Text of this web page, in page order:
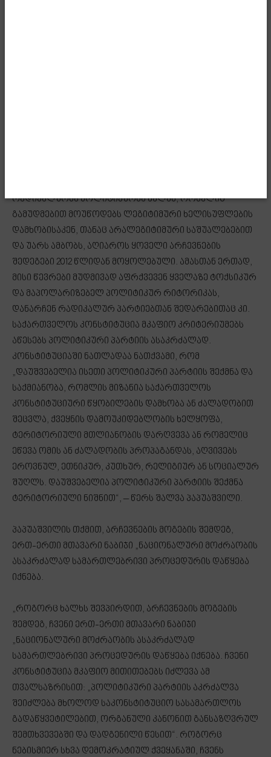
რადიკალურმა პოლიტიკურმა ძალამ, რომელიც
გამუდმებით მოუწოდებს ლეგიტიმური ხელისუფლების
დამხობისაკენ, თანაც არალეგიტიმური საშუალებებით
და უარს ამბობს, აღიაროს ყოველი არჩევნების
შედეგები 2012 წლიდან მოყოლებული. ამასთან ერთად,
მისი წევრები მუდმივად აფრქვევენ ყველაზე ტოქსიკურ
და მაპოლარიზებელ პოლიტიკურ რიტორიკას,
დანარჩენ რადიკალურ პარტიებთან შედარებითაც კი.
საქართველოს კონსტიტუცია მკაფიო კრიტერიუმებს
აწესებს პოლიტიკური პარტიის ასაკრძალად.
კონსტიტუციაში ნათლადაა ნათქვამი, რომ
„დაუშვებელია ისეთი პოლიტიკური პარტიის შექმნა და
საქმიანობა, რომლის მიზანია საქართველოს
კონსტიტუციური წყობილების დამხობა ან ძალადობით
შეცვლა, ქვეყნის დამოუკიდებლობის ხელყოფა,
ტერიტორიული მთლიანობის დარღვევა ან რომელიც
ეწევა ომის ან ძალადობის პროპაგანდას, აღვივებს
ეროვნულ, ეთნიკურ, კუთხურ, რელიგიურ ან სოციალურ
შუღლს. დაუშვებელია პოლიტიკური პარტიის შექმნა
ტერიტორიული ნიშნით“, – წერს შალვა პაპუაშვილი.
პაპუაშვილის თქმით, არჩევნების მოგების შემდეგ,
ერთ-ერთი მთავარი ნაბიჯი „ნაციონალური მოძრაობის
ასაკრძალად სამართლებრივი პროცედურის დაწყება
იქნება.
„როგორც ხალხს შევპირდით, არჩევნების მოგების
შემდეგ, ჩვენი ერთ-ერთი მთავარი ნაბიჯი
„ნაციონალური მოძრაობის ასაკრძალად
სამართლებრივი პროცედურის დაწყება იქნება. ჩვენი
კონსტიტუცია მკაფიო მითითებებს იძლევა ამ
თვალსაზრისით: „პოლიტიკური პარტიის აკრძალვა
შეიძლება მხოლოდ საკონსტიტუციო სასამართლოს
გადაწყვეტილებით, ორგანული კანონით განსაზღვრულ
შემთხვევებში და დადგენილი წესით“. როგორც
ნებისმიერ სხვა დემოკრატიულ ქვეყანაში, ჩვენს